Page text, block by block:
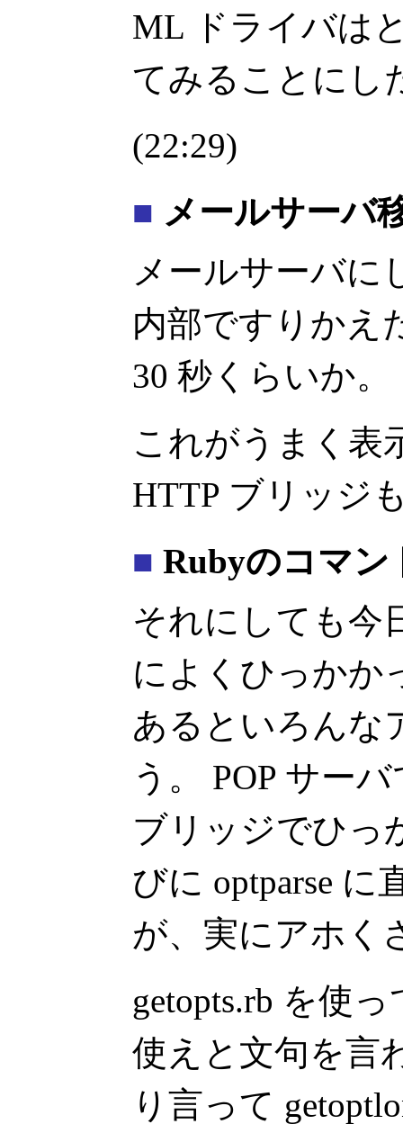
ML ドライバは
てみることにし
(22:29)
■ メールサーバ
メールサーバに
内部ですりかえ
30 秒くらいか。
これがうまく
HTTP ブリッジ
■ Rubyのコマン
それにしても今
によくひっかか
あるといろんな
う。 POP サー
ブリッジでひ
びに optparse
が、実にアホく
getopts.rb を使
使えと文句を言
り言って